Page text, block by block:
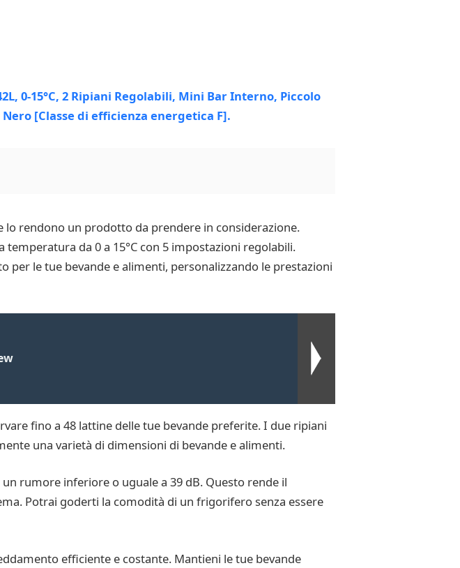
rendono un prodotto da prendere in considerazione.
da 0 a 15°C con 5 impostazioni regolabili.
le tue bevande e alimenti, personalizzando le prestazioni
fino a 48 lattine delle tue bevande preferite. I due ripiani
una varietà di dimensioni di bevande e alimenti.
rumore inferiore o uguale a 39 dB. Questo rende il
Potrai goderti la comodità di un frigorifero senza essere
efficiente e costante. Mantieni le tue bevande